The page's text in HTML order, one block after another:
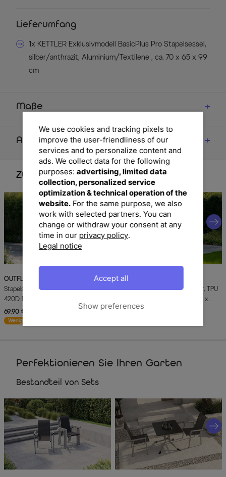
Lieferumfang
1x KETTLER Exklusivmodell BasicPlus Pro Stapelsessel,
silber/anthrazit, Aluminium/Textilene , ca. 70 x 65 x 99
cm
Maße
Artikelmerkmale & Materialien
Zubehör
OUTFLEXX
Stapelstühle, schwarz, Polyester, TPU
420D Ripstop-Gewebe, 75 x 105 x
88/125 cm, mit Zugband
69,90 €
Wenige verfügbar
OUTFLEXX
Stapelstühle, schwarz, Polyester, TPU
420D Ripstop-Gewebe, 75 x 95 x
80/120 cm, mit Kordelzug
Perfektionieren Sie Ihren Garten
Bestandteil von Sets
We use cookies and tracking pixels to
improve the user-friendliness of our
services and to personalize content and
ads. We collect data for the following
purposes: advertising, limited data
collection, personalized service
optimization & technical operation of the
website.For the same purpose, we also
work with selected partners. You can
change or withdraw your consent at any
time in our privacy policy.
Legal notice
Show preferences
Accept all